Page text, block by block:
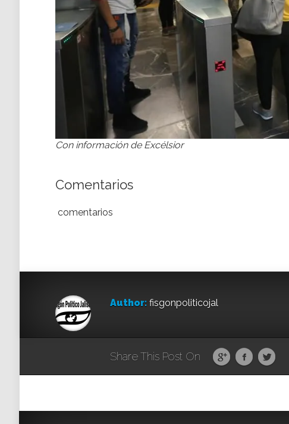
Con información de Excélsior
Comentarios
comentarios
Author: fisgonpoliticojal
Share This Post On